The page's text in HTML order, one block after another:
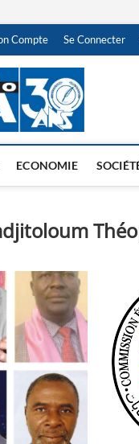
Compte Se Connecter
ECONOMIE